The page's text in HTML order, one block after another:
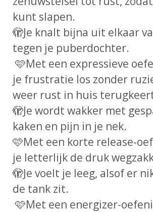
kunt slapen.
🫣Je knalt bijna uit elkaar
tegen je puberdochter.
🩷Met een expressieve
je frustratie los zonder
weer rust in huis
🫣Je wordt wakker met
kaken en pijn in je nek.
🩷Met een korte release-
je letterlijk de druk
🫣Je voelt je leeg, alsof er
de tank zit.
🩷Met een energizer-